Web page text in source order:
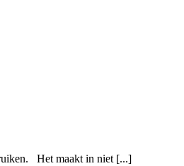
Het maakt in niet [...]